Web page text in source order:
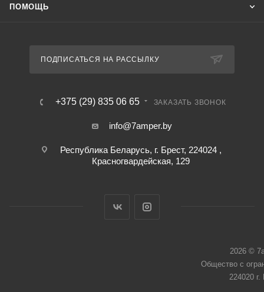
ПОМОЩЬ
ПОДПИСАТЬСЯ НА РАССЫЛКУ
+375 (29) 835 06 65 ЗАКАЗАТЬ ЗВОНОК
info@7amper.by
Республика Беларусь, г. Брест, 224024 ,
Красногвардейская, 129
2026 ©
Общество с
224020